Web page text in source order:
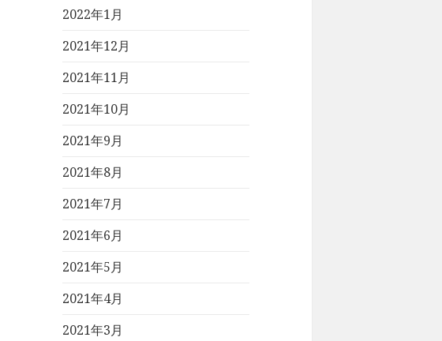
2022年1月
2021年12月
2021年11月
2021年10月
2021年9月
2021年8月
2021年7月
2021年6月
2021年5月
2021年4月
2021年3月